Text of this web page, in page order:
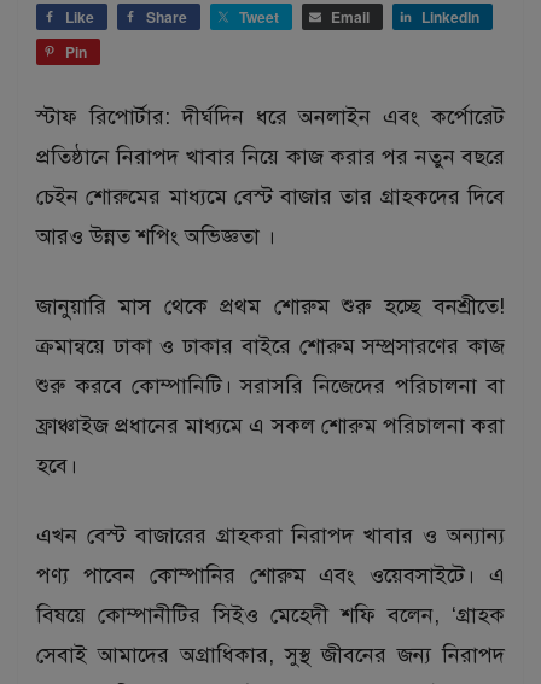
Like Share Tweet Email
LinkedIn
Pin
স্টাফ রিপোর্টার: দীর্ঘদিন ধরে অনলাইন এবং কর্পোরেট
প্রতিষ্ঠানে নিরাপদ খাবার নিয়ে কাজ করার পর নতুন বছরে
চেইন শোরুমের মাধ্যমে বেস্ট বাজার তার গ্রাহকদের দিবে
আরও উন্নত শপিং অভিজ্ঞতা ।
জানুয়ারি মাস থেকে প্রথম শোরুম শুরু হচ্ছে বনশ্রীতে!
ক্রমান্বয়ে ঢাকা ও ঢাকার বাইরে শোরুম সম্প্রসারণের কাজ
শুরু করবে কোম্পানিটি। সরাসরি নিজেদের পরিচালনা বা
ফ্রাঞ্চাইজ প্রধানের মাধ্যমে এ সকল শোরুম পরিচালনা করা
হবে।
এখন বেস্ট বাজারের গ্রাহকরা নিরাপদ খাবার ও অন্যান্য
পণ্য পাবেন কোম্পানির শোরুম এবং ওয়েবসাইটে। এ
বিষয়ে কোম্পানীটির সিইও মেহেদী শফি বলেন, ‘গ্রাহক
সেবাই আমাদের অগ্রাধিকার, সুস্থ জীবনের জন্য নিরাপদ